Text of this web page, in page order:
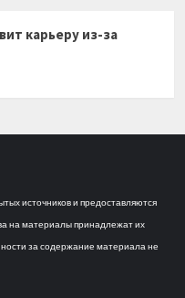
карьеру из-за
источников и предоставляются
на материалы принадлежат их
за содержание материала не